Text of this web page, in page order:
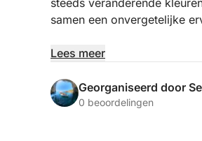
steeds veranderende
samen een onvergetelijke
Onze speciale
de horizon verdwijnt, wordt
gevoel van rust dat deze
Lees meer
Georganiseerd door
0 beoordelingen